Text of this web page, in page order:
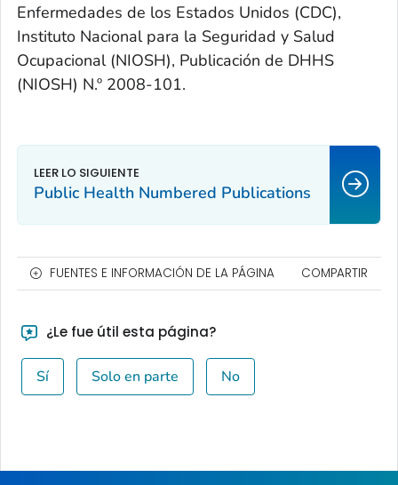
Enfermedades de los Estados Unidos (CDC),
Instituto Nacional para la Seguridad y Salud
Ocupacional (NIOSH), Publicación de DHHS
(NIOSH) N.º 2008-101.
Public Health Numbered Publications
FUENTES E INFORMACIÓN DE LA PÁGINA COMPARTIR
¿Le fue útil esta página?
Sí Solo en parte No